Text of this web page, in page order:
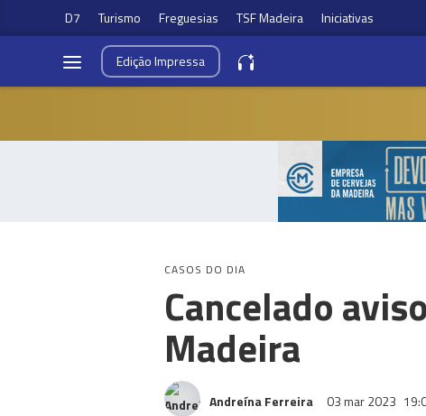
D7 Turismo Freguesias TSF Madeira Iniciativas
EdiçãoImpressa
CASOS DO DIA
Cancelado
Madeira
Andreína Ferreira 03 mar 2023